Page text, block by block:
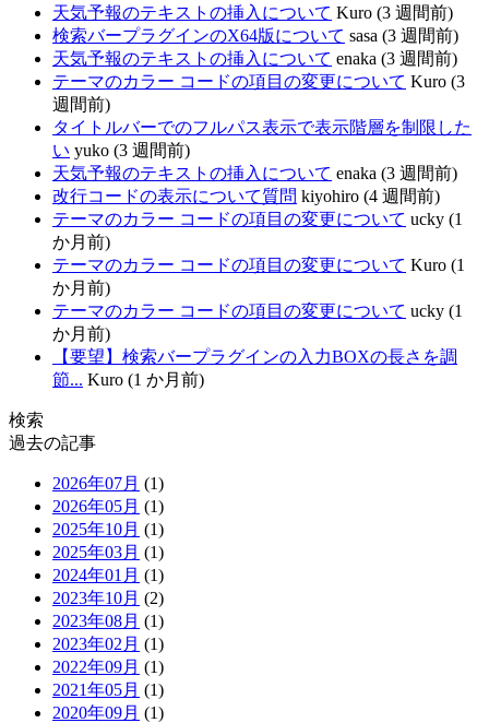
天気予報のテキストの挿入について Kuro (3 週間前)
検索バープラグインのX64版について sasa (3 週間前)
天気予報のテキストの挿入について enaka (3 週間前)
テーマのカラー コードの項目の変更について Kuro (3
週間前)
タイトルバーでのフルパス表示で表示階層を制限した
い yuko (3 週間前)
天気予報のテキストの挿入について enaka (3 週間前)
改行コードの表示について質問 kiyohiro (4 週間前)
テーマのカラー コードの項目の変更について ucky (1
か月前)
テーマのカラー コードの項目の変更について Kuro (1
か月前)
テーマのカラー コードの項目の変更について ucky (1
か月前)
【要望】検索バープラグインの入力BOXの長さを調
節... Kuro (1 か月前)
検索
過去の記事
2026年07月 (1)
2026年05月 (1)
2025年10月 (1)
2025年03月 (1)
2024年01月 (1)
2023年10月 (2)
2023年08月 (1)
2023年02月 (1)
2022年09月 (1)
2021年05月 (1)
2020年09月 (1)